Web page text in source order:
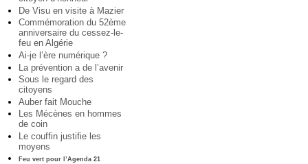
De Visu en visite à Mazier
Commémoration du 52ème
anniversaire du cessez-le-
feu en Algérie
Ai-je l’ère numérique ?
La prévention a de l’avenir
Sous le regard des
citoyens
Auber fait Mouche
Les Mécènes en hommes
de coin
Le couffin justifie les
moyens
Feu vert pour l’Agenda 21